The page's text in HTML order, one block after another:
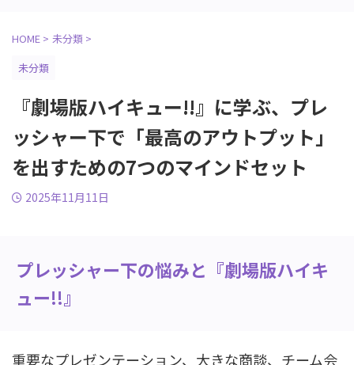
HOME > 未分類 >
未分類
『劇場版ハイキュー!!』に学ぶ、プレ
ッシャー下で「最高のアウトプット」
を出すための7つのマインドセット
2025年11月11日
プレッシャー下の悩みと『劇場版ハイキ
ュー!!』
重要なプレゼンテーション、大きな商談、チーム会